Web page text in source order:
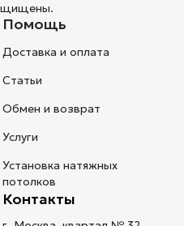
Помощь
Доставка и оплата
Статьи
Обмен и возврат
Услуги
Установка натяжных
потолков
Контакты